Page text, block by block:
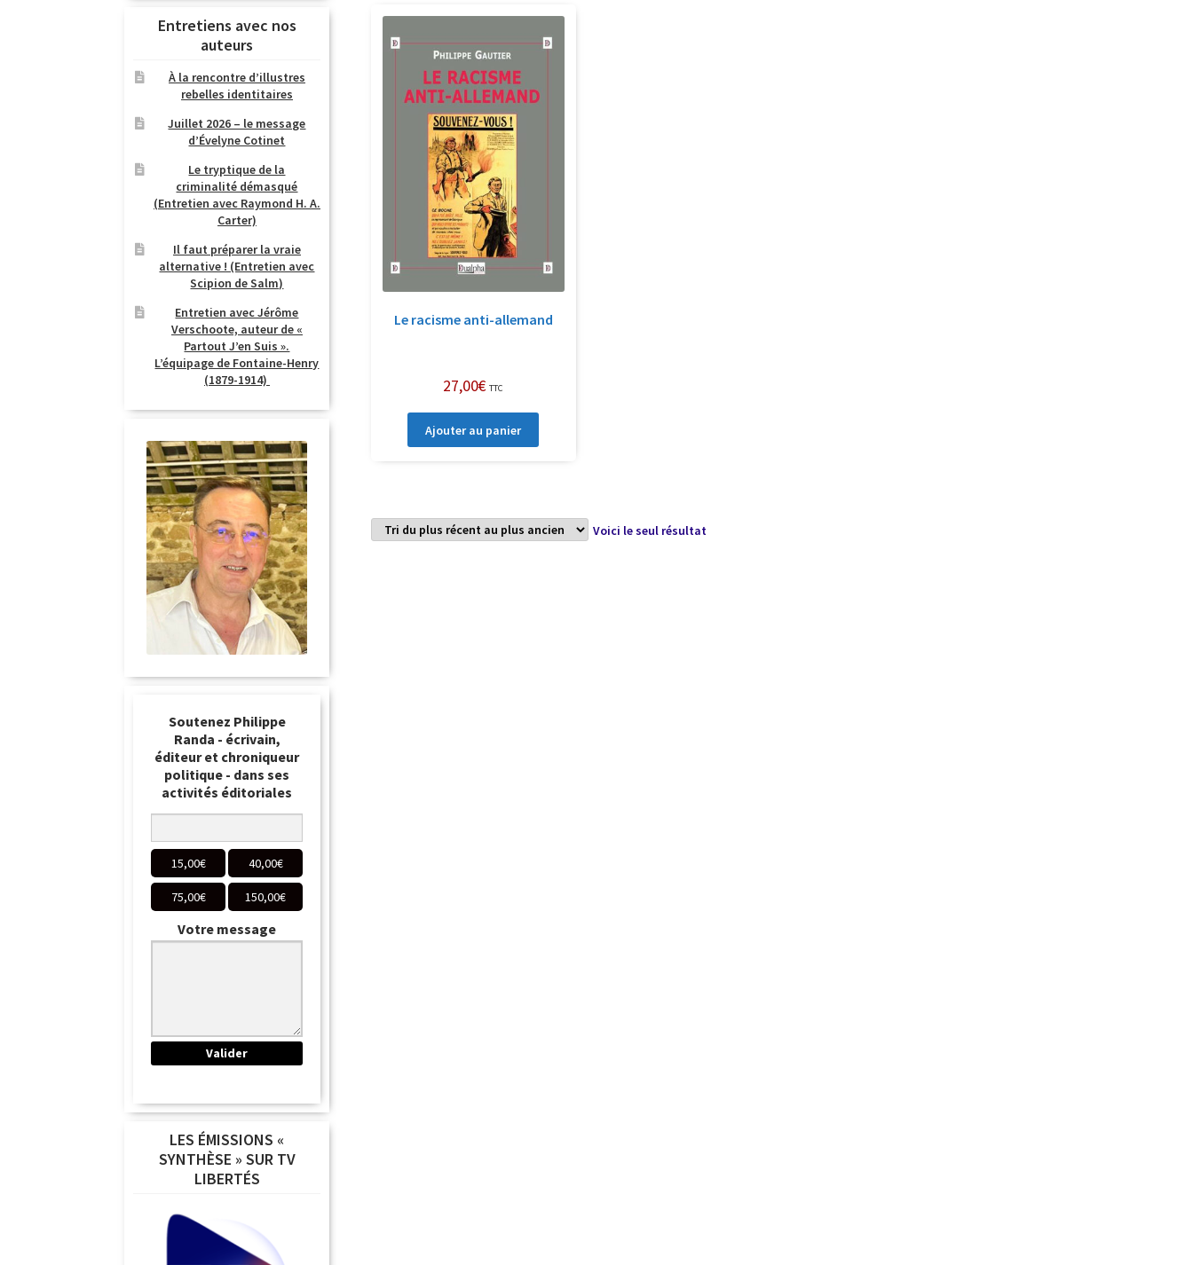
Le racisme anti-allemand
27,00€ TTC
Ajouter au panier
Voici le seul résultat
Entretiens avec nos
auteurs
À la rencontre d’illustres
rebelles identitaires
Juillet 2026 – le message
d’Évelyne Cotinet
Le tryptique de la
criminalité démasqué
(Entretien avec Raymond H. A.
Carter)
Il faut préparer la vraie
alternative ! (Entretien avec
Scipion de Salm)
Entretien avec Jérôme
Verschoote, auteur de «
Partout J’en Suis ».
L’équipage de Fontaine-Henry
(1879-1914)
Soutenez Philippe
Randa - écrivain,
éditeur et chroniqueur
politique - dans ses
activités éditoriales
15,00€ 40,00€
75,00€ 150,00€
Votre message
LES ÉMISSIONS «
SYNTHÈSE » SUR TV
LIBERTÉS